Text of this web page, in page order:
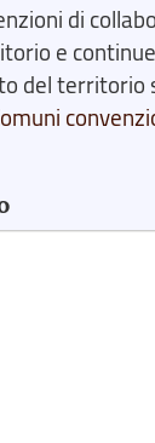
di
e
del territorio